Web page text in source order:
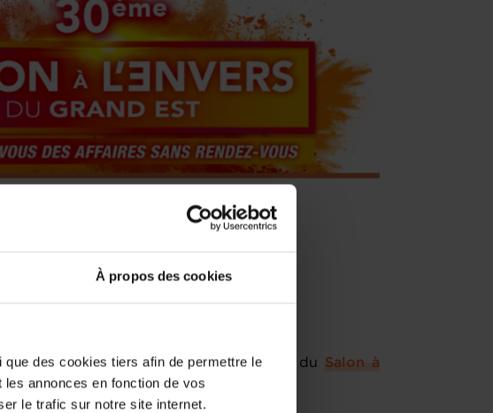
À propos des cookies
des cookies tiers afin de permettre le
annonces en fonction de vos
le trafic sur notre site internet.
inviter à participer à la 30e édition du
Salon à